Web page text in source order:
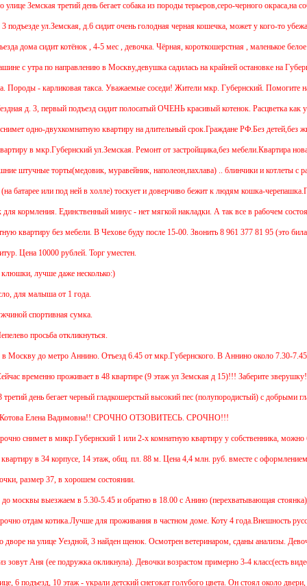
третий день бегает собака из породы терьеров,серо-черного окраса,на
ул.Земская, д.6 сидит очень голодная черная кошечка, может у кого-то
сидит котёнок , 4-5 мес , девочка. Чёрная, короткошерстная , маленькое белое
по направлению в Москву,девушка садилась на крайней остановке на
- карликовая такса. Уважаемые соседи! Жители мкр. Губернский. Помогите найти
д. 3, первый подъезд сидит полосатый ОЧЕНЬ красивый котенок. Расцветка
двухкомнатную квартиру на длительный срок.Граждане РФ.Без детей,без
мкр.Губернский ул.Земская. Ремонт от застройщика,без мебели.Квартира новая.
торты(медовик, муравейник, наполеон,пахлава) .. блинчики и котлеты с
или под ней в холле) тоскует и доверчиво бежит к людям кошка-
Единственный минус - нет мягкой накладки. А так все в рабочем состоянии.
без мебели. В Чехове буду после 15-00. Звонить 8 961 377 81 95 (это билайн.
10000 рублей. Торг уместен.
лучше даже несколько:)
малыша от 1 года.
сумка.
просьба откликнуться.
до метро Аннино. Отъезд 6.45 от мкр.Губернского. В Аннино около 7.30-7.45
проживает в 48 квартире (9 этаж ул Земская д 15)!!! Заберите зверушку!!!
бегает черный гладкошерстый высокий пес (полупородистый) с добрыми
Вадимовна!! СРОЧНО ОТЗОВИТЕСЬ. СРОЧНО!!!
в микр.Губернский 1 или 2-х комнатную квартиру у собственника, можно без
в 34 корпусе, 14 этаж, общ. пл. 88 м. Цена 4,4 млн. руб. вместе с оформлением.
37, в хорошем состоянии.
выезжаем в 5.30-5.45 и обратно в 18.00 с Анино (перехватывающая стоянка).
котика.Лучше для проживания в частном доме. Коту 4 года.Внешность русской
улице Уездной, 3 найден щенок. Осмотрен ветеринаром, сданы анализы. Девочка
окликнула). Девочки возрастом примерно 3-4 класс(есть видео с
10 этаж - украли детский снегокат голубого цвета. Он стоял около двери, где